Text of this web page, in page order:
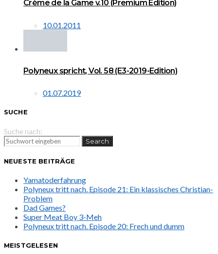
Crème de la Game v.10 (Premium Edition)
10.01.2011
Polyneux spricht, Vol. 58 (E3-2019-Edition)
01.07.2019
SUCHE
Suche nach:
Search
NEUESTE BEITRÄGE
Yamatoderfahrung
Polyneux tritt nach. Episode 21: Ein klassisches Christian-
Problem
Dad Games?
Super Meat Boy 3-Meh
Polyneux tritt nach. Episode 20: Frech und dumm
MEISTGELESEN